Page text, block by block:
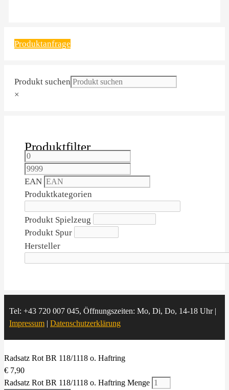
Produktanfrage
Produkt suchen
×
Produktfilter
EAN
Produktkategorien
Produkt Spielzeug
Produkt Spur
Hersteller
Tel: +43 720 007 045, Öffnungszeiten: Mo, Di, Do, 14-18 Uhr |
Impressum | Datenschutzerklärung
Radsatz Rot BR 118/1118 o. Haftring
€ 7,90
Radsatz Rot BR 118/1118 o. Haftring Menge